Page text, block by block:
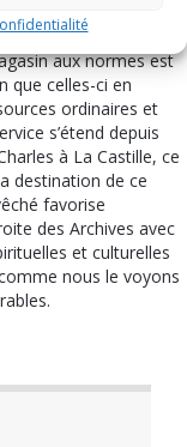
autant qu’il soit
Archives de sa
aux normes est
que celles-ci en
ordinaires et
s’étend depuis
à La Castille, ce
destination de ce
favorise
des Archives avec
et culturelles
nous le voyons